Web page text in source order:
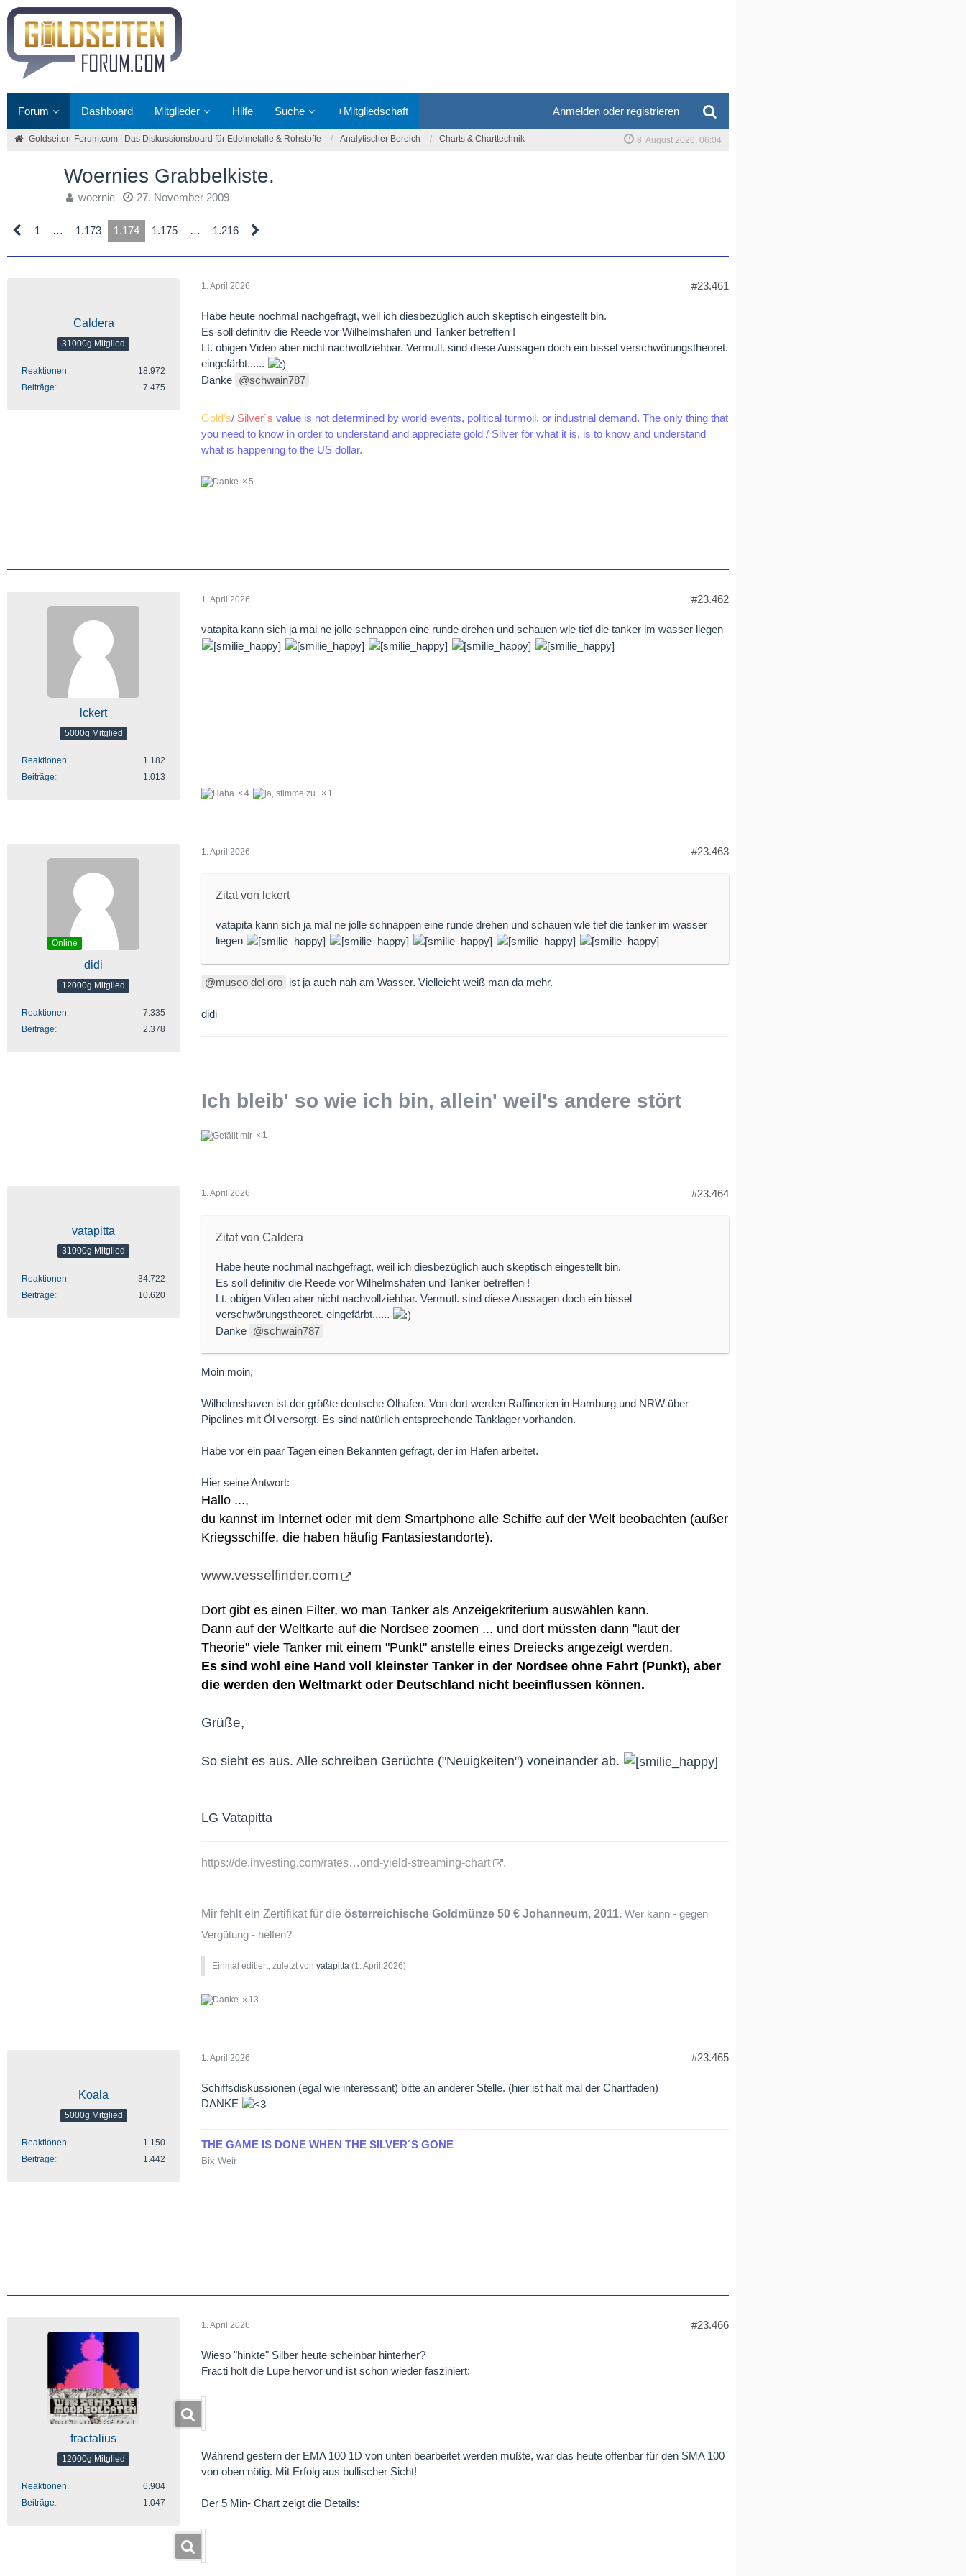
Forum Dashboard Mitglieder Hilfe Suche +Mitgliedschaft Anmelden oder registrieren
Goldseiten-Forum.com | Das Diskussionsboard für Edelmetalle & Rohstoffe Analytischer Bereich Charts & Charttechnik 8. August 2026, 06:04
Woernies Grabbelkiste.
woernie 27. November 2009
1 … 1.173 1.174 1.175 … 1.216
Caldera
31000g Mitglied
Reaktionen
18.972
Beiträge
7.475
1. April 2026 #23.461
Habe heute nochmal nachgefragt, weil ich diesbezüglich auch skeptisch eingestellt bin.
Es soll definitiv die Reede vor Wilhelmshafen und Tanker betreffen !
Lt. obigen Video aber nicht nachvollziehbar. Vermutl. sind diese Aussagen doch ein bissel verschwörungstheoret.
eingefärbt......
Danke
schwain787
Gold’s/ Silver`s value is not determined by world events, political turmoil, or industrial demand. The only thing that
you need to know in order to understand and appreciate gold / Silver for what it is, is to know and understand
what is happening to the US dollar.
5
lckert
5000g Mitglied
Reaktionen
1.182
Beiträge
1.013
1. April 2026 #23.462
vatapita kann sich ja mal ne jolle schnappen eine runde drehen und schauen wle tief die tanker im wasser liegen
4 1
Online
didi
12000g Mitglied
Reaktionen
7.335
Beiträge
2.378
1. April 2026 #23.463
Zitat von lckert
vatapita kann sich ja mal ne jolle schnappen eine runde drehen und schauen wle tief die tanker im wasser
liegen
museo del oro ist ja auch nah am Wasser. Vielleicht weiß man da mehr.
didi
Ich bleib' so wie ich bin, allein' weil's andere stört
1
vatapitta
31000g Mitglied
Reaktionen
34.722
Beiträge
10.620
1. April 2026 #23.464
Zitat von Caldera
Habe heute nochmal nachgefragt, weil ich diesbezüglich auch skeptisch eingestellt bin.
Es soll definitiv die Reede vor Wilhelmshafen und Tanker betreffen !
Lt. obigen Video aber nicht nachvollziehbar. Vermutl. sind diese Aussagen doch ein bissel
verschwörungstheoret. eingefärbt......
Danke
schwain787
Moin moin,
Wilhelmshaven ist der größte deutsche Ölhafen. Von dort werden Raffinerien in Hamburg und NRW über
Pipelines mit Öl versorgt. Es sind natürlich entsprechende Tanklager vorhanden.
Habe vor ein paar Tagen einen Bekannten gefragt, der im Hafen arbeitet.
Hier seine Antwort:
Hallo ...,
du kannst im Internet oder mit dem Smartphone alle Schiffe auf der Welt beobachten (außer
Kriegsschiffe, die haben häufig Fantasiestandorte).
www.vesselfinder.com
Dort gibt es einen Filter, wo man Tanker als Anzeigekriterium auswählen kann.
Dann auf der Weltkarte auf die Nordsee zoomen ... und dort müssten dann "laut der
Theorie" viele Tanker mit einem "Punkt" anstelle eines Dreiecks angezeigt werden.
Es sind wohl eine Hand voll kleinster Tanker in der Nordsee ohne Fahrt (Punkt), aber
die werden den Weltmarkt oder Deutschland nicht beeinflussen können.
Grüße,
So sieht es aus. Alle schreiben Gerüchte ("Neuigkeiten") voneinander ab.
LG Vatapitta
https://de.investing.com/rates…ond-yield-streaming-chart .
Mir fehlt ein Zertifikat für die österreichische Goldmünze 50 € Johanneum, 2011. Wer kann - gegen
Vergütung - helfen?
Einmal editiert, zuletzt von vatapitta (1. April 2026)
13
Koala
5000g Mitglied
Reaktionen
1.150
Beiträge
1.442
1. April 2026 #23.465
Schiffsdiskussionen (egal wie interessant) bitte an anderer Stelle. (hier ist halt mal der Chartfaden)
DANKE
THE GAME IS DONE WHEN THE SILVER´S GONE
Bix Weir
fractalius
12000g Mitglied
Reaktionen
6.904
Beiträge
1.047
1. April 2026 #23.466
Wieso "hinkte" Silber heute scheinbar hinterher?
Fracti holt die Lupe hervor und ist schon wieder fasziniert:
Während gestern der EMA 100 1D von unten bearbeitet werden mußte, war das heute offenbar für den SMA 100
von oben nötig. Mit Erfolg aus bullischer Sicht!
Der 5 Min- Chart zeigt die Details: